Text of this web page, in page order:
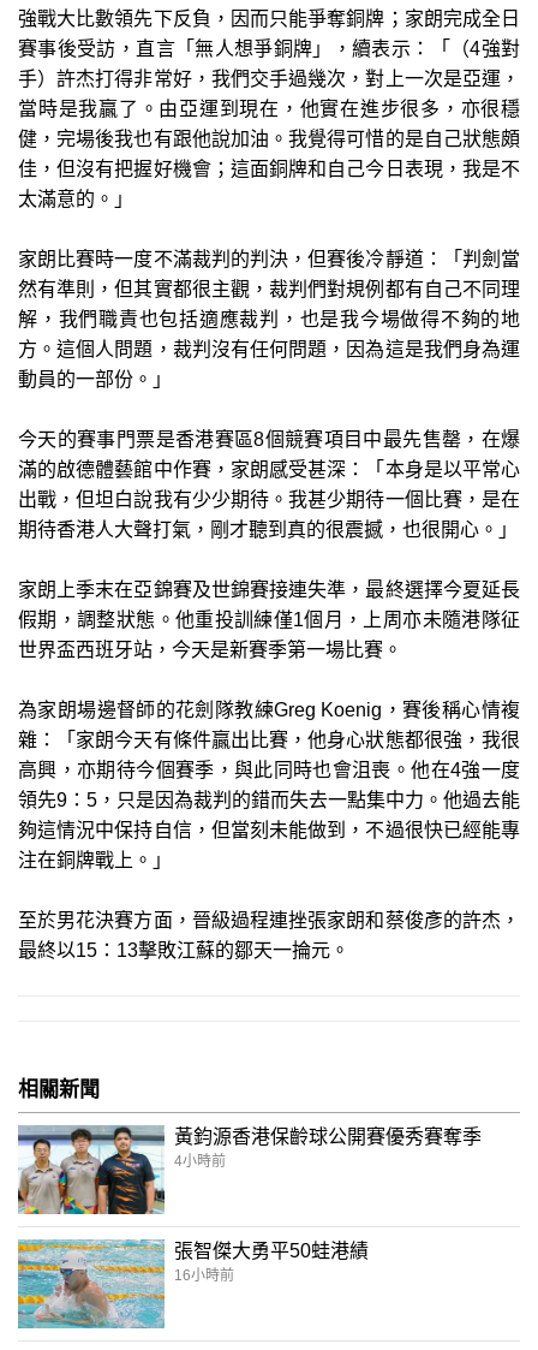
強戰大比數領先下反負，因而只能爭奪銅牌；家朗完成全日
賽事後受訪，直言「無人想爭銅牌」，續表示：「（4強對
手）許杰打得非常好，我們交手過幾次，對上一次是亞運，
當時是我贏了。由亞運到現在，他實在進步很多，亦很穩
健，完場後我也有跟他說加油。我覺得可惜的是自己狀態頗
佳，但沒有把握好機會；這面銅牌和自己今日表現，我是不
太滿意的。」
家朗比賽時一度不滿裁判的判決，但賽後冷靜道：「判劍當
然有準則，但其實都很主觀，裁判們對規例都有自己不同理
解，我們職責也包括適應裁判，也是我今場做得不夠的地
方。這個人問題，裁判沒有任何問題，因為這是我們身為運
動員的一部份。」
今天的賽事門票是香港賽區8個競賽項目中最先售罄，在爆
滿的啟德體藝館中作賽，家朗感受甚深：「本身是以平常心
出戰，但坦白說我有少少期待。我甚少期待一個比賽，是在
期待香港人大聲打氣，剛才聽到真的很震撼，也很開心。」
家朗上季末在亞錦賽及世錦賽接連失準，最終選擇今夏延長
假期，調整狀態。他重投訓練僅1個月，上周亦未隨港隊征
世界盃西班牙站，今天是新賽季第一場比賽。
為家朗場邊督師的花劍隊教練Greg Koenig，賽後稱心情複
雜：「家朗今天有條件贏出比賽，他身心狀態都很強，我很
高興，亦期待今個賽季，與此同時也會沮喪。他在4強一度
領先9：5，只是因為裁判的錯而失去一點集中力。他過去能
夠這情況中保持自信，但當刻未能做到，不過很快已經能專
注在銅牌戰上。」
至於男花決賽方面，晉級過程連挫張家朗和蔡俊彥的許杰，
最終以15：13擊敗江蘇的鄒天一掄元。
相關新聞
黃鈞源香港保齡球公開賽優秀賽奪季
4小時前
張智傑大勇平50蛙港績
16小時前